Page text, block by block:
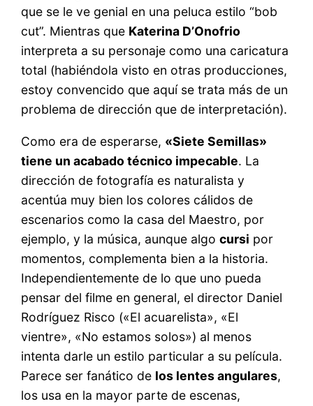
que se le ve genial en una peluca estilo “bob
cut”. Mientras que Katerina D’Onofrio
interpreta a su personaje como una caricatura
total (habiéndola visto en otras producciones,
estoy convencido que aquí se trata más de un
problema de dirección que de interpretación).
Como era de esperarse, «Siete Semillas»
tiene un acabado técnico impecable. La
dirección de fotografía es naturalista y
acentúa muy bien los colores cálidos de
escenarios como la casa del Maestro, por
ejemplo, y la música, aunque algocursi por
momentos, complementa bien a la historia.
Independientemente de lo que uno pueda
pensar del filme en general, el director Daniel
Rodríguez Risco («El acuarelista», «El
vientre», «No estamos solos») al menos
intenta darle un estilo particular a su película.
Parece ser fanático de los lentes angulares,
los usa en la mayor parte de escenas,